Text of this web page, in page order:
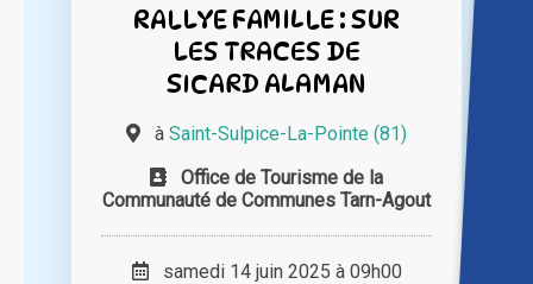
RALLYE FAMILLE : SUR
LES TRACES DE
SICARD ALAMAN
à Saint-Sulpice-La-Pointe (81)
Office de Tourisme de la
Communauté de Communes Tarn-Agout
samedi 14 juin 2025 à 09h00